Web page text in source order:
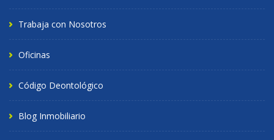
Trabaja con Nosotros
Oficinas
Código Deontológico
Blog Inmobiliario